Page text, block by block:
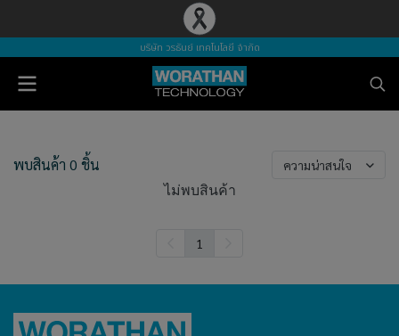
บริษัท วรธันย์ เทคโนโลยี จำกัด
พบสินค้า 0 ชิ้น ความน่าสนใจ
ไม่พบสินค้า
1